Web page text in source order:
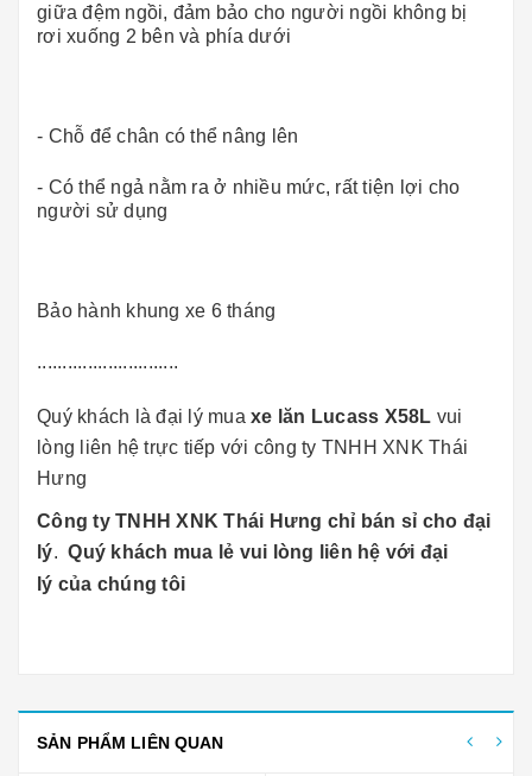
giữa đệm ngồi, đảm bảo cho người ngồi không bị
rơi xuống 2 bên và phía dưới
- Chỗ để chân có thể nâng lên
- Có thể ngả nằm ra ở nhiều mức, rất tiện lợi cho
người sử dụng
Bảo hành khung xe 6 tháng
............................
Quý khách là đại lý mua xe lăn Lucass X58L vui
lòng liên hệ trực tiếp với công ty TNHH XNK Thái
Hưng
Công ty TNHH XNK Thái Hưng chỉ bán sỉ cho đại
lý.Quý khách mua lẻ vui lòng liên hệ với đại
lý của chúng tôi
SẢN PHẨM LIÊN QUAN